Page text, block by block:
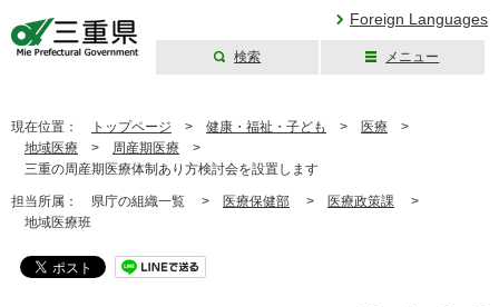
Foreign Languages
検索 メニュー
現在位置： トップページ > 健康・福祉・子ども > 医療 >
地域医療 > 周産期医療 >
三重の周産期医療体制あり方検討会を設置します
担当所属： 県庁の組織一覧 > 医療保健部 > 医療政策課 >
地域医療班